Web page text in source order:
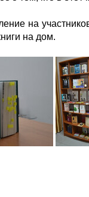
на
на дом.